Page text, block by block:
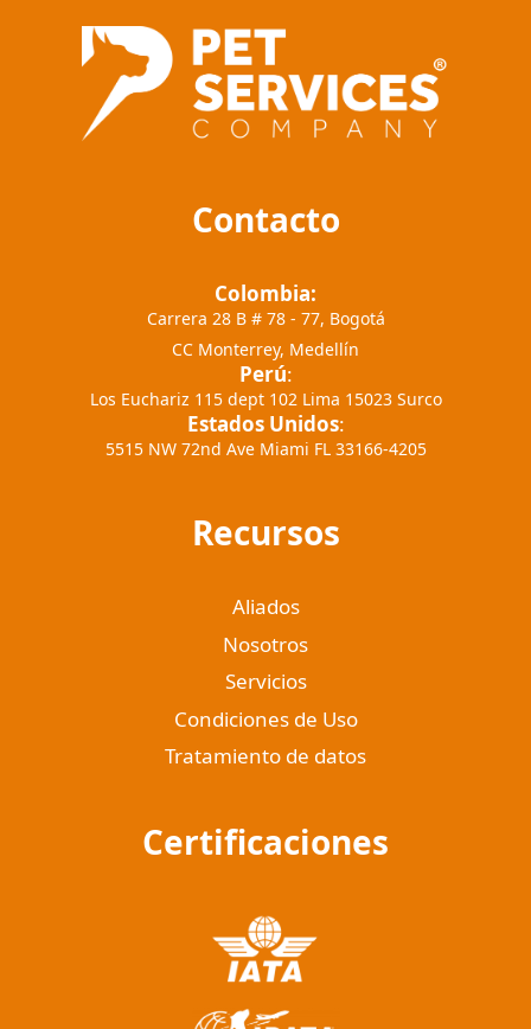
Contacto
Colombia:
Carrera 28 B # 78 - 77, Bogotá
CC Monterrey, Medellín
Perú:
Los Euchariz 115 dept 102 Lima 15023 Surco
Estados Unidos:
5515 NW 72nd Ave Miami FL 33166-4205
Recursos
Aliados
Nosotros
Servicios
Condiciones de Uso
Tratamiento de datos
Certificaciones